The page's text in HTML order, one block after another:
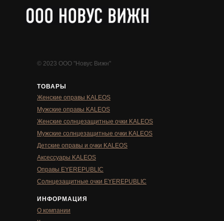
ТОВАРЫ
Женские оправы KALEOS
Мужские оправы KALEOS
Женские солнцезащитные очки KALEOS
Мужские солнцезащитные очки KALEOS
Детские оправы и очки KALEOS
Аксессуары KALEOS
Оправы EYEREPUBLIC
Солнцезащитные очки EYEREPUBLIC
ИНФОРМАЦИЯ
О компании
© 2023 ООО "Новус Вижн"